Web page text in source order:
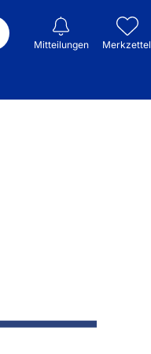
Mitteilungen Merkzettel